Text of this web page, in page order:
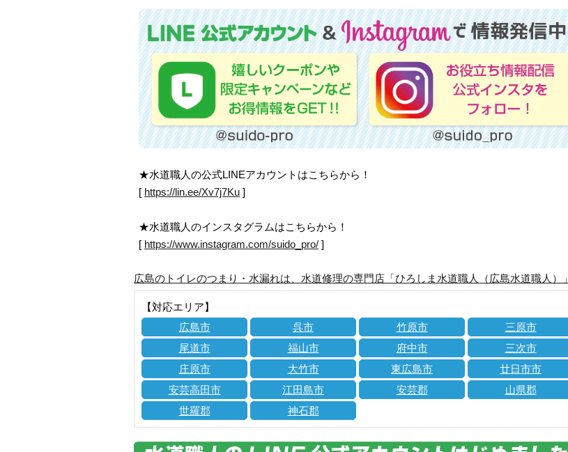
★水道職人の公式LINEアカウントはこちらから！
[ https://lin.ee/Xv7j7Ku ]
★水道職人のインスタグラムはこちらから！
[ https://www.instagram.com/suido_pro/ ]
広島のトイレのつまり・水漏れは、水道修理の専門店「ひろしま水道職人（広島水道職人）」
【対応エリア】
広島市
呉市 竹原市
三原市
尾道市
福山市 府中市
三次市
庄原市
大竹市 東広島市
廿日市市
安芸高田市
江田島市 安芸郡
山県郡
世羅郡
神石郡